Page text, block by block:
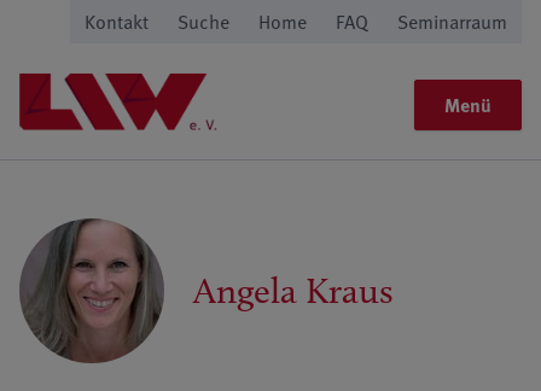
Kontakt Suche Home FAQ Seminarraum
Menü
Angela Kraus